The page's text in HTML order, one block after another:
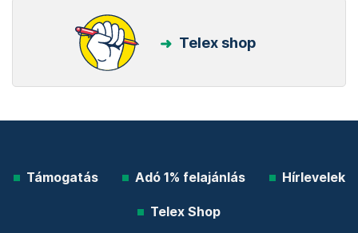
Telex shop
Támogatás Adó 1% felajánlás Hírlevelek
Telex Shop